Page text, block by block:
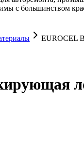
с большинством
EUROCEL